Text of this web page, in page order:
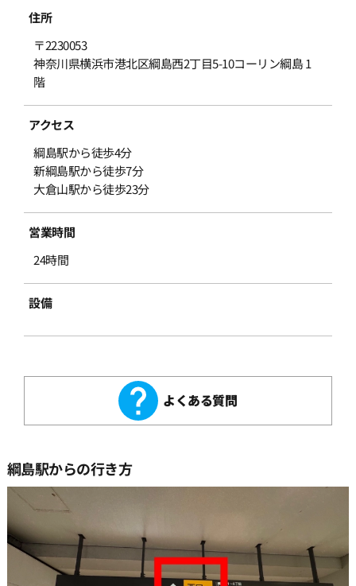
住所
〒2230053
神奈川県横浜市港北区綱島西2丁目5-10コーリン綱島 1
階
アクセス
綱島駅から徒歩4分
新綱島駅から徒歩7分
大倉山駅から徒歩23分
営業時間
24時間
設備
よくある質問
綱島駅からの行き方